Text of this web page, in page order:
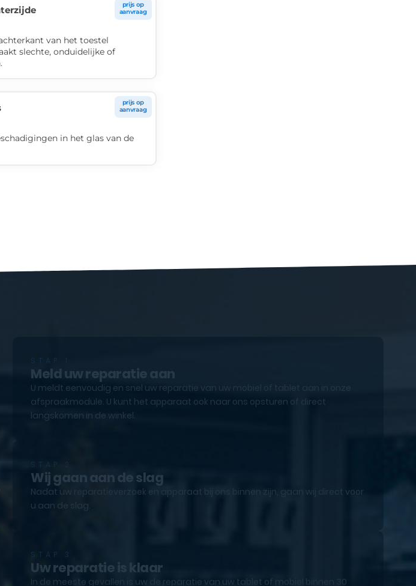
prijs op
aanvraag
van het toestel
slechte, onduidelijke of
prijs op
aanvraag
in het glas van de
STAP 1
Meld uw reparatie aan
U meldt eenvoudig en snel uw reparatie van uw mobiel of tablet aan in onze
afspraakmodule. U kunt het apparaat ook naar ons opsturen of direct
langskomen in de winkel.
STAP 2
Wij gaan aan de slag
Nadat uw reparatieverzoek en apparaat bij ons binnen zijn, gaan wij direct voor
u aan de slag.
STAP 3
Uw reparatie is klaar
In de meeste gevallen is uw de reparatie van uw tablet of mobiel binnen 30